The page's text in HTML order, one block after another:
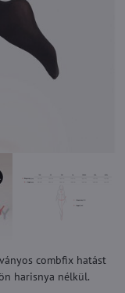
combfix hatást
harisnya nélkül.